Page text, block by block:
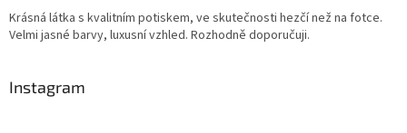
Krásná látka s kvalitním potiskem, ve skutečnosti hezčí než na fotce.
Velmi jasné barvy, luxusní vzhled. Rozhodně doporučuji.
Instagram